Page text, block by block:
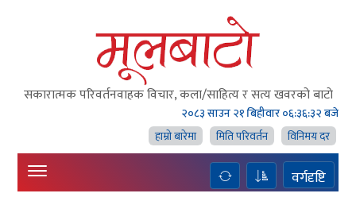
सकारात्मक परिवर्तनवाहक विचार, कला/साहित्य र सत्य खवरको बाटाे
२०८३ साउन २१ बिहीवार०६:३६:३३ बजे
हाम्राे बारेमा
मिति परिवर्तन विनिमय दर
वर्गदृष्टि